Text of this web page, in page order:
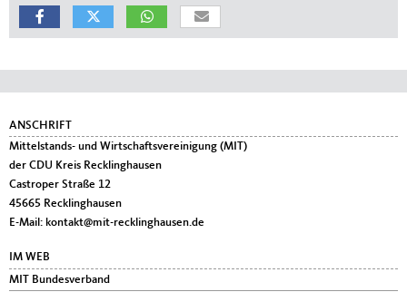
Fußbereich
ANSCHRIFT
Mittelstands- und Wirtschaftsvereinigung (MIT)
der CDU Kreis Recklinghausen
Castroper Straße 12
45665 Recklinghausen
E-Mail: kontakt@mit-recklinghausen.de
IM WEB
MIT Bundesverband